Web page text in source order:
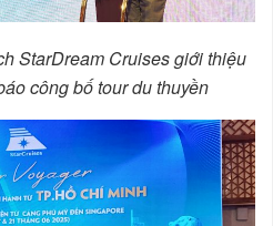
StarDream Cruises giới thiệu
công bố tour du thuyền